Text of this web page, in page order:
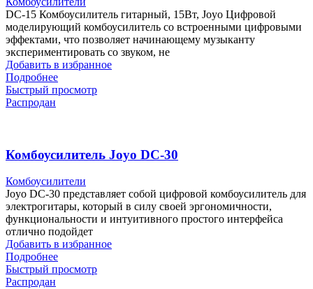
DC-15 Комбоусилитель гитарный, 15Вт, Joyo Цифровой
моделирующий комбоусилитель со встроенными цифровыми
эффектами, что позволяет начинающему музыканту
экспериментировать со звуком, не
Добавить в избранное
Подробнее
Быстрый просмотр
Распродан
Комбоусилитель Joyo DC-30
Комбоусилители
Joyo DC-30 представляет собой цифровой комбоусилитель для
электрогитары, который в силу своей эргономичности,
функциональности и интуитивного простого интерфейса
отлично подойдет
Добавить в избранное
Подробнее
Быстрый просмотр
Распродан